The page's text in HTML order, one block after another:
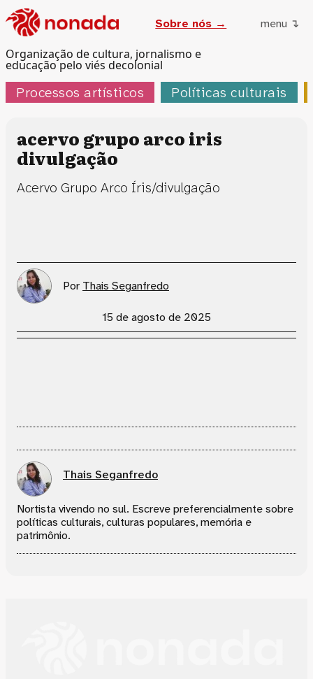
Organização de cultura, jornalismo e
educação pelo viés decolonial
Sobre nós → menu ↴
Processos artísticos Políticas culturais
acervo grupo arco iris
divulgação
Acervo Grupo Arco Íris/divulgação
Por Thais Seganfredo
15 de agosto de 2025
Thais Seganfredo
Nortista vivendo no sul. Escreve preferencialmente sobre
políticas culturais, culturas populares, memória e
patrimônio.